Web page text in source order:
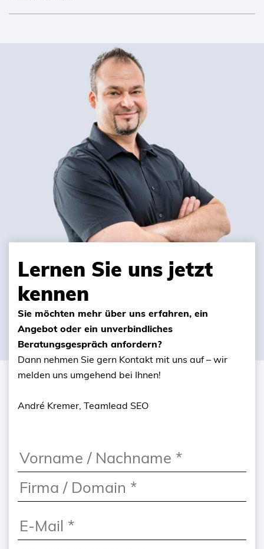
Lernen Sie uns jetzt
kennen
Sie möchten mehr über uns erfahren, ein
Angebot oder ein unverbindliches
Beratungsgespräch anfordern?
Dann nehmen Sie gern Kontakt mit uns auf – wir
melden uns umgehend bei Ihnen!
André Kremer, Teamlead SEO